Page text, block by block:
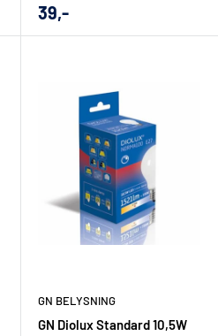
Udsalgs
39,-
GN BELYSNING
GN Diolux Standard 10,5W